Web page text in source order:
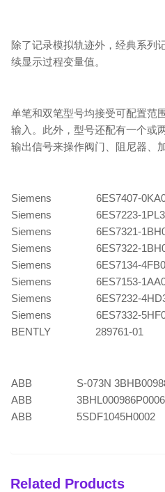
除了记录模拟轨迹外，经典系列
续显示过程变量值。
单笔和双笔型号均接受可配置范
输入。此外，型号还配有一个或
输出信号来操作阀门、阻尼器、
Siemens 6ES7407-
Siemens 6ES7223-
Siemens 6ES7321-
Siemens 6ES7322-
Siemens 6ES7134-
Siemens 6ES7153-
Siemens 6ES7232-
Siemens 6ES7332-
BENTLY 289761-01
ABB S-073N
ABB 3BHL000986P0006
ABB 5SDF1045H0002
Related Products